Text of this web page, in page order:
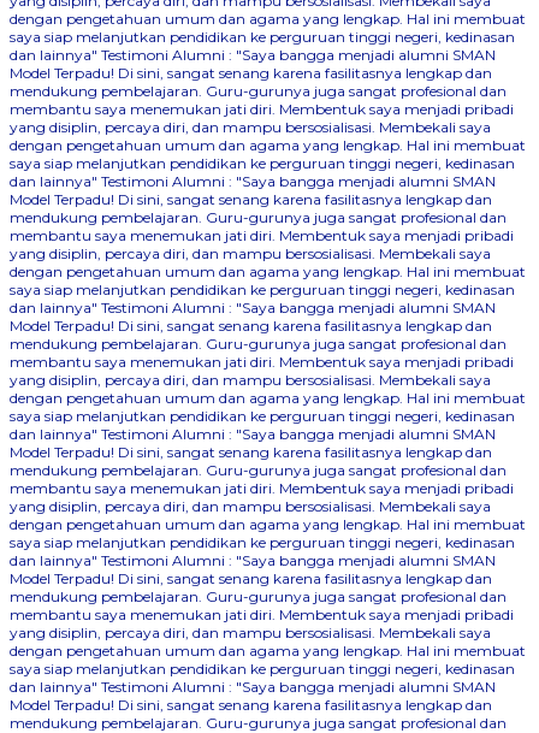
dengan pengetahuan umum dan agama yang lengkap. Hal ini membuat
saya siap melanjutkan pendidikan ke perguruan tinggi negeri, kedinasan
dan lainnya" Testimoni Alumni : "Saya bangga menjadi alumni SMAN
Model Terpadu! Di sini, sangat senang karena fasilitasnya lengkap dan
mendukung pembelajaran. Guru-gurunya juga sangat profesional dan
membantu saya menemukan jati diri. Membentuk saya menjadi pribadi
yang disiplin, percaya diri, dan mampu bersosialisasi. Membekali saya
dengan pengetahuan umum dan agama yang lengkap. Hal ini membuat
saya siap melanjutkan pendidikan ke perguruan tinggi negeri, kedinasan
dan lainnya" Testimoni Alumni : "Saya bangga menjadi alumni SMAN
Model Terpadu! Di sini, sangat senang karena fasilitasnya lengkap dan
mendukung pembelajaran. Guru-gurunya juga sangat profesional dan
membantu saya menemukan jati diri. Membentuk saya menjadi pribadi
yang disiplin, percaya diri, dan mampu bersosialisasi. Membekali saya
dengan pengetahuan umum dan agama yang lengkap. Hal ini membuat
saya siap melanjutkan pendidikan ke perguruan tinggi negeri, kedinasan
dan lainnya" Testimoni Alumni : "Saya bangga menjadi alumni SMAN
Model Terpadu! Di sini, sangat senang karena fasilitasnya lengkap dan
mendukung pembelajaran. Guru-gurunya juga sangat profesional dan
membantu saya menemukan jati diri. Membentuk saya menjadi pribadi
yang disiplin, percaya diri, dan mampu bersosialisasi. Membekali saya
dengan pengetahuan umum dan agama yang lengkap. Hal ini membuat
saya siap melanjutkan pendidikan ke perguruan tinggi negeri, kedinasan
dan lainnya" Testimoni Alumni : "Saya bangga menjadi alumni SMAN
Model Terpadu! Di sini, sangat senang karena fasilitasnya lengkap dan
mendukung pembelajaran. Guru-gurunya juga sangat profesional dan
membantu saya menemukan jati diri. Membentuk saya menjadi pribadi
yang disiplin, percaya diri, dan mampu bersosialisasi. Membekali saya
dengan pengetahuan umum dan agama yang lengkap. Hal ini membuat
saya siap melanjutkan pendidikan ke perguruan tinggi negeri, kedinasan
dan lainnya" Testimoni Alumni : "Saya bangga menjadi alumni SMAN
Model Terpadu! Di sini, sangat senang karena fasilitasnya lengkap dan
mendukung pembelajaran. Guru-gurunya juga sangat profesional dan
membantu saya menemukan jati diri. Membentuk saya menjadi pribadi
yang disiplin, percaya diri, dan mampu bersosialisasi. Membekali saya
dengan pengetahuan umum dan agama yang lengkap. Hal ini membuat
saya siap melanjutkan pendidikan ke perguruan tinggi negeri, kedinasan
dan lainnya" Testimoni Alumni : "Saya bangga menjadi alumni SMAN
Model Terpadu! Di sini, sangat senang karena fasilitasnya lengkap dan
mendukung pembelajaran. Guru-gurunya juga sangat profesional dan